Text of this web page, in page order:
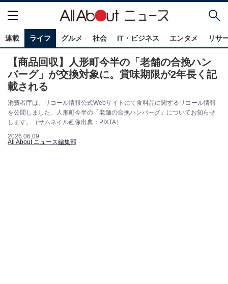
連載 ライフ グルメ 社会 IT・ビジネス エンタメ リサ
【商品回収】人形町今半の「老舗の合挽ハン
バーグ」が交換対象に。賞味期限が2年長く記
載される
消費者庁は、リコール情報公式Webサイトにて食料品に関するリコール情報
を公開しました。人形町今半の「老舗の合挽ハンバーグ」についてお知らせ
します。（サムネイル画像出典：PIXTA）
2026.06.09
All About ニュース編集部